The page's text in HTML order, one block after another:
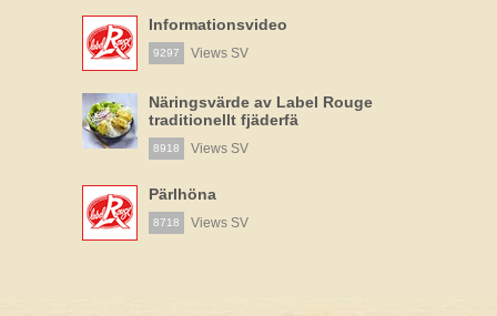
Informationsvideo
9297 Views SV
Näringsvärde av Label Rouge
traditionellt fjäderfä
8918 Views SV
Pärlhöna
8718 Views SV